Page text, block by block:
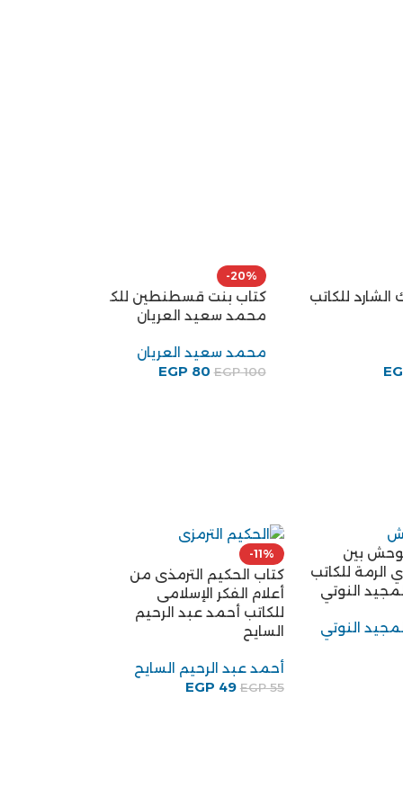
بين
الرمة للكاتب
النوتي
النوتي
-11%
كتاب الحكيم الترمذى من
أعلام الفكر الإسلامى
للكاتب أحمد عبد الرحيم
السايح
أحمد عبد الرحيم السايح
EGP55
EGP 49